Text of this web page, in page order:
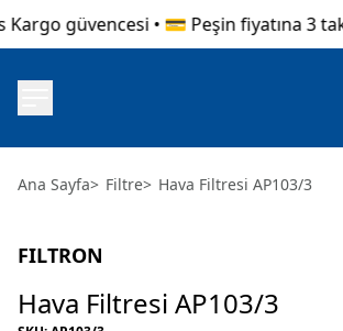
güvencesi • 💳 Peşin fiyatına 3
Ana Sayfa> Filtre> Hava Filtresi AP103/3
FILTRON
Hava Filtresi AP103/3